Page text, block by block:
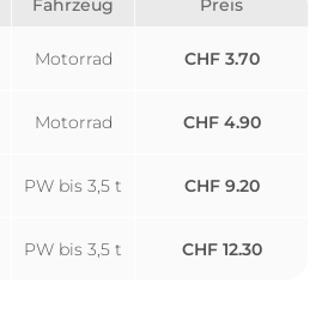
Fahrzeug Preis
Motorrad CHF 3.70
Motorrad CHF 4.90
PW bis 3,5 t CHF 9.20
PW bis 3,5 t CHF 12.30